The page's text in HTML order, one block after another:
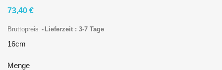
73,40 €
Bruttopreis Lieferzeit : 3-7 Tage
16cm
Menge